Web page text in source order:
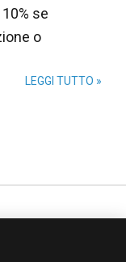
se
o
LEGGI TUTTO »